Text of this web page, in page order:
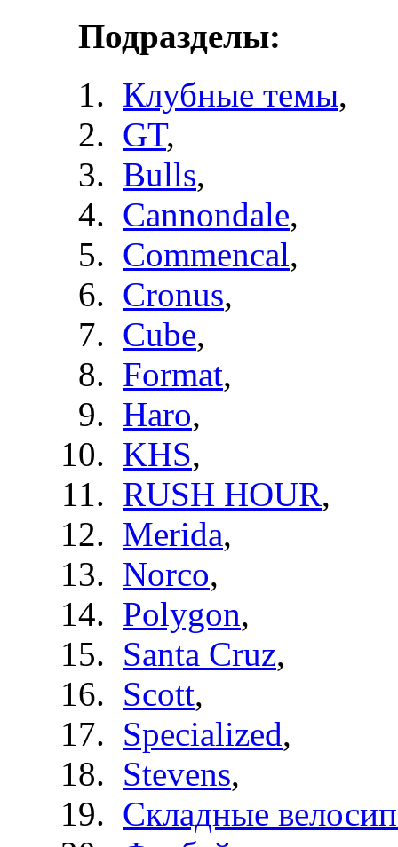
Подразделы:
Клубные темы,
GT,
Bulls,
Cannondale,
Commencal,
Cronus,
Cube,
Format,
Haro,
KHS,
RUSH HOUR,
Merida,
Norco,
Polygon,
Santa Cruz,
Scott,
Specialized,
Stevens,
Складные